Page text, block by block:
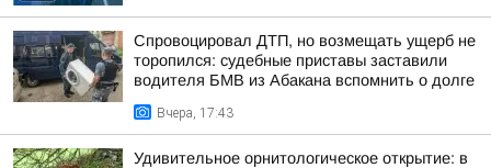
Спровоцировал ДТП, но возмещать ущерб не
торопился: судебные приставы заставили
водителя БМВ из Абакана вспомнить о долге
Вчера, 17:43
Удивительное орнитологическое открытие: в